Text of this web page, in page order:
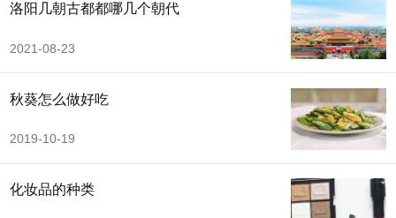
洛阳几朝古都都哪几个朝代
2021-08-23
秋葵怎么做好吃
2019-10-19
化妆品的种类